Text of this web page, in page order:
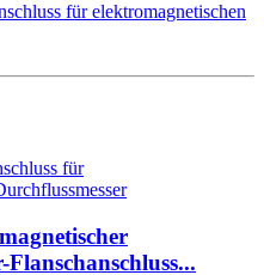
für elektromagnetischen
Flanschanschluss...